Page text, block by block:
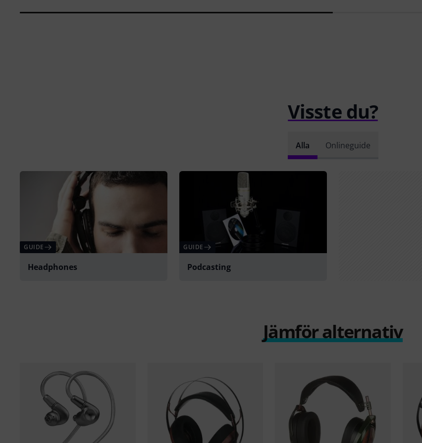
Visste du?
Alla Onlineguide
GUIDE
Headphones
GUIDE
Podcasting
Jämför alternativ